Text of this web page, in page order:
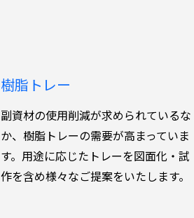
樹脂トレー
副資材の使用削減が求められているな
か、樹脂トレーの需要が高まっていま
す。用途に応じたトレーを図面化・試
作を含め様々なご提案をいたします。